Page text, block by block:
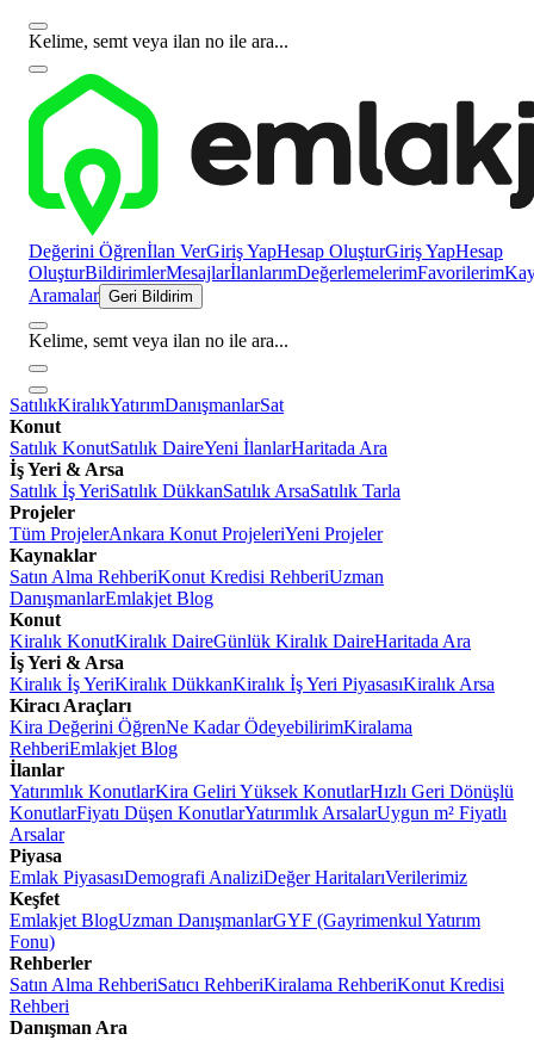
Kelime, semt veya ilan no ile ara...
Değerini Öğrenİlan VerGiriş YapHesap OluşturGiriş YapHesap
OluşturBildirimlerMesajlarİlanlarımDeğerlemelerimFavorilerim
Aramalar Geri Bildirim
Kelime, semt veya ilan no ile ara...
SatılıkKiralıkYatırımDanışmanlarSat
Konut
Satılık KonutSatılık DaireYeni İlanlarHaritada Ara
İş Yeri & Arsa
Satılık İş YeriSatılık DükkanSatılık ArsaSatılık Tarla
Projeler
Tüm ProjelerAnkara Konut ProjeleriYeni Projeler
Kaynaklar
Satın Alma RehberiKonut Kredisi RehberiUzman
DanışmanlarEmlakjet Blog
Konut
Kiralık KonutKiralık DaireGünlük Kiralık DaireHaritada Ara
İş Yeri & Arsa
Kiralık İş YeriKiralık DükkanKiralık İş Yeri PiyasasıKiralık Arsa
Kiracı Araçları
Kira Değerini ÖğrenNe Kadar ÖdeyebilirimKiralama
RehberiEmlakjet Blog
İlanlar
Yatırımlık KonutlarKira Geliri Yüksek KonutlarHızlı Geri Dönüşlü
KonutlarFiyatı Düşen KonutlarYatırımlık ArsalarUygun m² Fiyatlı
Arsalar
Piyasa
Emlak PiyasasıDemografi AnaliziDeğer HaritalarıVerilerimiz
Keşfet
Emlakjet BlogUzman DanışmanlarGYF (Gayrimenkul Yatırım
Fonu)
Rehberler
Satın Alma RehberiSatıcı RehberiKiralama RehberiKonut Kredisi
Rehberi
Danışman Ara